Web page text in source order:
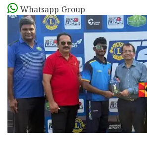
Whatsapp Group